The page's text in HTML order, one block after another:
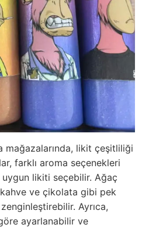
mağazalarında, likit çeşitliliği
farklı aroma seçenekleri
likiti seçebilir. Ağaç
ve çikolata gibi pek
Ayrıca,
ayarlanabilir ve